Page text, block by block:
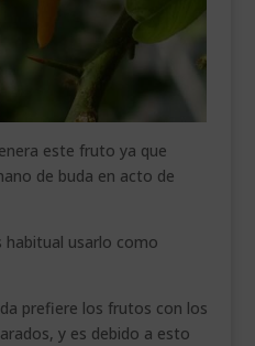
este fruto ya que
de buda en acto de
habitual usarlo como
prefiere los frutos con los
y es debido a esto